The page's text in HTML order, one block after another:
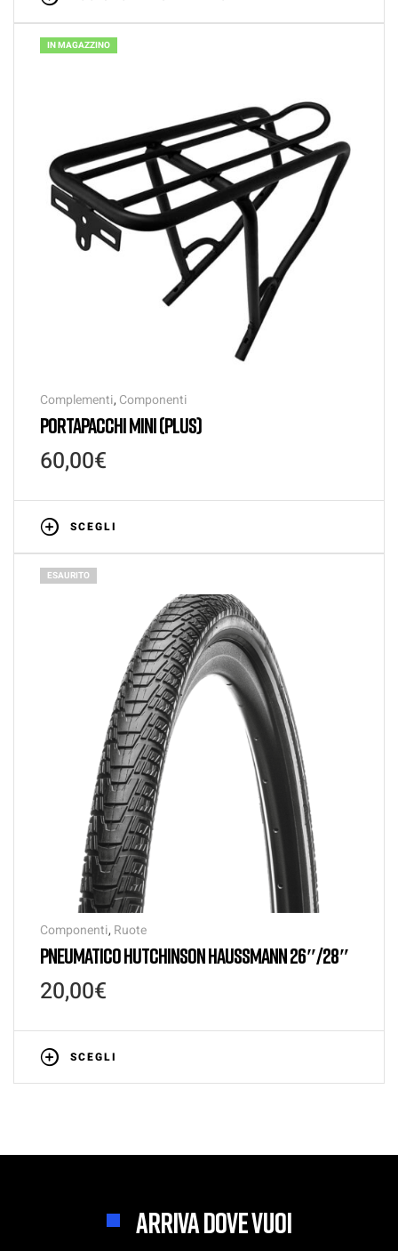
IN MAGAZZINO
Complementi, Componenti
PORTAPACCHI MINI (PLUS)
60,00€
SCEGLI
ESAURITO
Componenti, Ruote
PNEUMATICO HUTCHINSON HAUSSMANN 26″/28″
20,00€
SCEGLI
ARRIVA DOVE VUOI